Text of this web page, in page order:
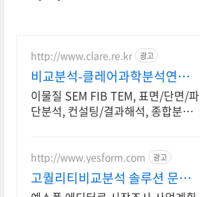
http://www.clare.re.kr 광고
비교분석-클레어과학분석연구
소
이물질 SEM FIB TEM, 표면/단면/파
단분석, 컨설팅/결과해석, 종합분석
http://www.yesform.com 광고
고퀄리티비교분석 솔루션 문서